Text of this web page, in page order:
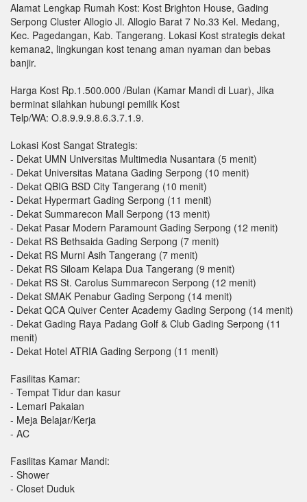
Alamat Lengkap Rumah Kost: Kost Brighton House, Gading
Serpong Cluster Allogio Jl. Allogio Barat 7 No.33 Kel. Medang,
Kec. Pagedangan, Kab. Tangerang. Lokasi Kost strategis dekat
kemana2, lingkungan kost tenang aman nyaman dan bebas
banjir.
Harga Kost Rp.1.500.000 /Bulan (Kamar Mandi di Luar), Jika
berminat silahkan hubungi pemilik Kost
Telp/WA: O.8.9.9.9.8.6.3.7.1.9.
Lokasi Kost Sangat Strategis:
- Dekat UMN Universitas Multimedia Nusantara (5 menit)
- Dekat Universitas Matana Gading Serpong (10 menit)
- Dekat QBIG BSD City Tangerang (10 menit)
- Dekat Hypermart Gading Serpong (11 menit)
- Dekat Summarecon Mall Serpong (13 menit)
- Dekat Pasar Modern Paramount Gading Serpong (12 menit)
- Dekat RS Bethsaida Gading Serpong (7 menit)
- Dekat RS Murni Asih Tangerang (7 menit)
- Dekat RS Siloam Kelapa Dua Tangerang (9 menit)
- Dekat RS St. Carolus Summarecon Serpong (12 menit)
- Dekat SMAK Penabur Gading Serpong (14 menit)
- Dekat QCA Quiver Center Academy Gading Serpong (14 menit)
- Dekat Gading Raya Padang Golf & Club Gading Serpong (11
menit)
- Dekat Hotel ATRIA Gading Serpong (11 menit)
Fasilitas Kamar:
- Tempat Tidur dan kasur
- Lemari Pakaian
- Meja Belajar/Kerja
- AC
Fasilitas Kamar Mandi:
- Shower
- Closet Duduk